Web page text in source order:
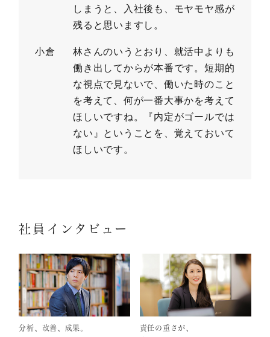
しまうと、入社後も、モヤモヤ感が
残ると思いますし。
小倉
林さんのいうとおり、就活中よりも
働き出してからが本番です。短期的
な視点で見ないで、働いた時のこと
を考えて、何が一番大事かを考えて
ほしいですね。『内定がゴールでは
ない』ということを、覚えておいて
ほしいです。
社員インタビュー
分析、改善、成果。
責任の重さが、